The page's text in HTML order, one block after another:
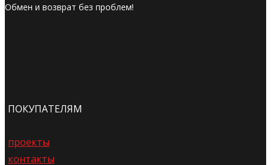
Обмен и возврат без проблем!
ПОКУПАТЕЛЯМ
проекты
контакты